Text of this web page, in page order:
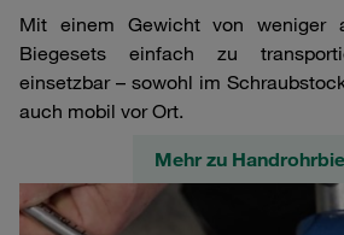
Mit einem Gewicht von
Biegesets einfach zu
einsetzbar – sowohl im
auch mobil vor Ort.
Mehr zu